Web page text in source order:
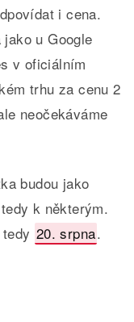
i cena.
jako u Google
v oficiálním
trhu za cenu 2
neočekáváme
budou jako
k některým.
20. srpna.